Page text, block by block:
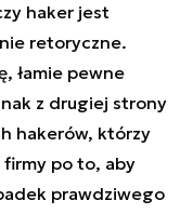
haker jest
retoryczne.
łamie pewne
z drugiej strony
hakerów, którzy
firmy po to, aby
prawdziwego